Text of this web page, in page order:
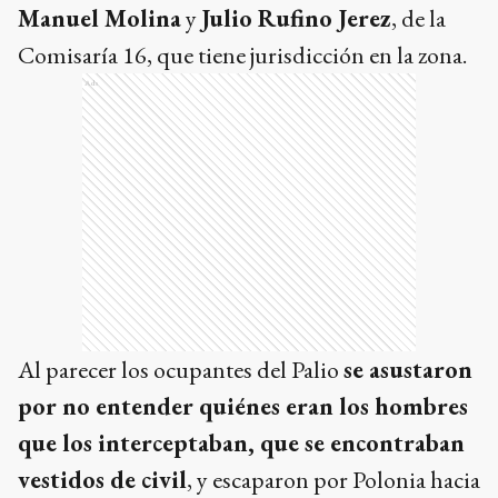
Manuel MolinayJulio Rufino Jerez, de la
Comisaría 16, que tiene jurisdicción en la zona.
Ads
Al parecer los ocupantes del Paliose asustaron
por no entender quiénes eran los hombres
que los interceptaban, que se encontraban
vestidos de civil, y escaparon por Polonia hacia